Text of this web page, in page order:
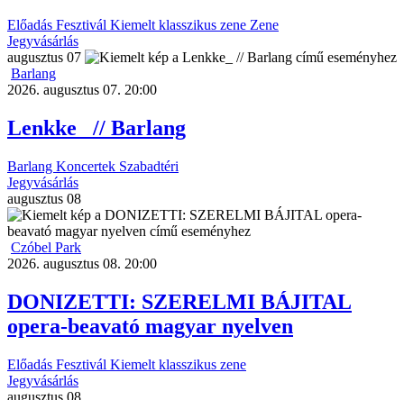
Előadás Fesztivál Kiemeltklasszikus zene Zene
Jegyvásárlás
augusztus 07
Barlang
2026. augusztus 07. 20:00
Lenkke_ // Barlang
Barlang Koncertek Szabadtéri
Jegyvásárlás
augusztus 08
Czóbel Park
2026. augusztus 08. 20:00
DONIZETTI: SZERELMI BÁJITAL
opera-beavató magyar nyelven
Előadás Fesztivál Kiemelt klasszikus zene
Jegyvásárlás
augusztus 08